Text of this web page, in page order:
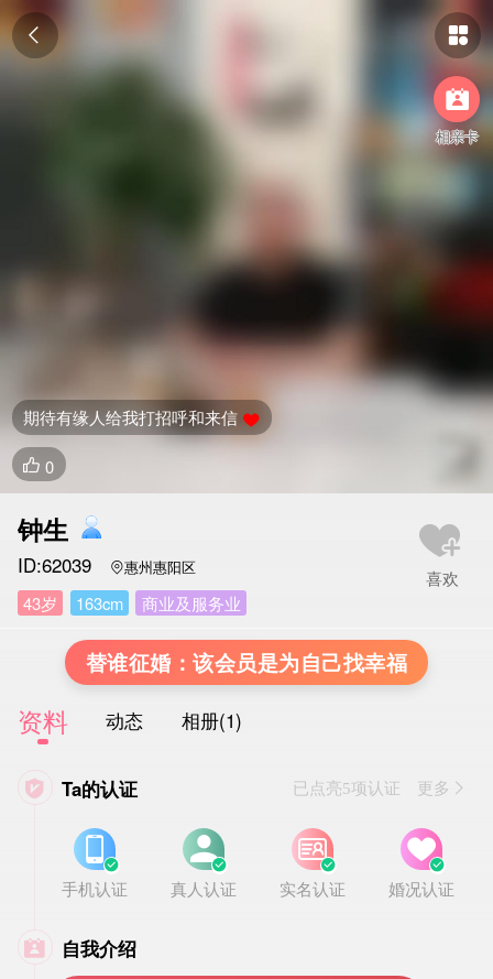
 

相亲卡
 0
期待有缘人给我打招呼和来信 
钟生
ID:62039 惠州惠阳区
43岁 163cm 商业及服务业
替谁征婚：该会员是为自己找幸福
资料 动态 相册(1)
 Ta的认证 已点亮5项认证 更多


手机认证


真人认证


实名认证


婚况认证
 自我介绍